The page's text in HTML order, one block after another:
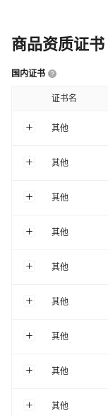
线材规格
主要下游平台
有可授权的自有品牌
商品资质证书
国内证书
证书名
其他
其他
其他
其他
其他
其他
其他
其他
其他